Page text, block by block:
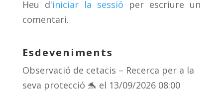
ix
Heu d'iniciar la sessió per escriure un
comentari.
Esdeveniments
Observació de cetacis – Recerca per a la
seva protecció 🐬 el 13/09/2026 08:00